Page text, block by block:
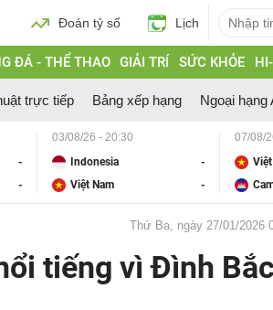
Đoán tỷ số Lịch
ĐÁ - THỂ THAO GIẢI TRÍ SỨC KHỎE
trực tiếp Bảng xếp hạng Ngoại hạng
-
-
03/08/26 - 20:30
Indonesia
-
Việt Nam
-
07/08/
Thứ Ba, ngày 27/01/2026
tiếng vì Đình